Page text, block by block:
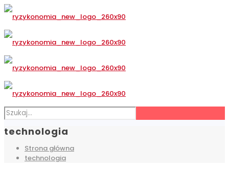
technologia
Strona główna
technologia